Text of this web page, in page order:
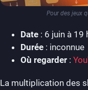
Pour des jeux
Date : 6 juin à 19
Durée : inconnue
Où regarder :
La multiplication des